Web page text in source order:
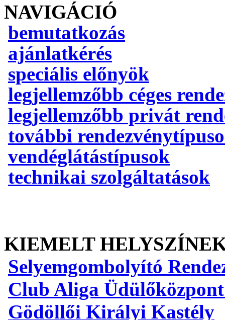
NAVIGÁCIÓ
bemutatkozás
ajánlatkérés
speciális előnyök
legjellemzőbb céges
legjellemzőbb privát
további
vendéglátástípusok
technikai szolgáltatások
KIEMELT
Selyemgombolyító
Club Aliga Üdülőközpont
Gödöllői Királyi Kastély